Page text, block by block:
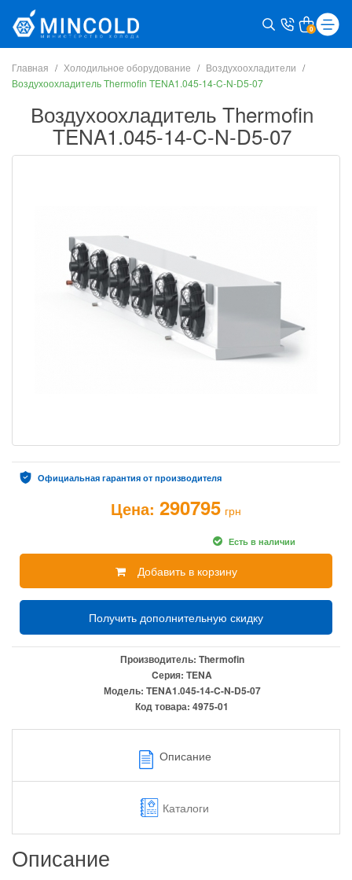
0
Главная Холодильное оборудование
Воздухоохладители
Воздухоохладитель Thermofin TENA1.045-14-C-N-D5-07
Воздухоохладитель Thermofin
TENA1.045-14-C-N-D5-07
Официальная гарантия от производителя
Цена: 290795 грн
Есть в наличии
Добавить в корзину
Получить дополнительную скидку
Производитель: Thermofin
Cерия: TENA
Модель: TENA1.045-14-C-N-D5-07
Код товара: 4975-01
Описание
Каталоги
Описание